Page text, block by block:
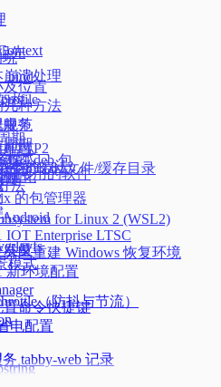
先
坑
bind
参的方法
法
发量
（防抖与节流）
及位置
几种方法
中
周期
题
崩溃处理
构
期
模式
优化
规范
理
HTTP2
profile
件的临时文件/缓存目录
for Linux 2 (WSL2)
IOT Enterprise LTSC
区重建 Windows 恢复环境
新环境配置
置命令快捷键
服务
的 deb 包
置
的包管理器
配置
常用的软件
模式
电配置
务 tabby-web 记录